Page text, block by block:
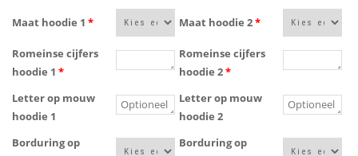
Maat hoodie 1 * Maat hoodie 2*
Romeinse cijfers
hoodie 1 *
Romeinse cijfers
hoodie 2*
Letter op mouw
hoodie 1
Letter op mouw
hoodie 2
Borduring op
Borduring op